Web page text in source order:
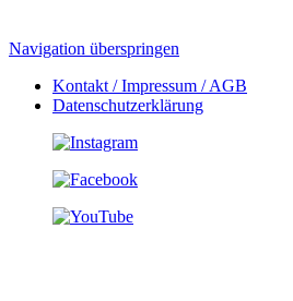
Navigation überspringen
Kontakt / Impressum / AGB
Datenschutzerklärung